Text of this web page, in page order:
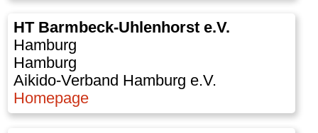
HT Barmbeck-Uhlenhorst e.V.
Hamburg
Hamburg
Aikido-Verband Hamburg e.V.
Homepage